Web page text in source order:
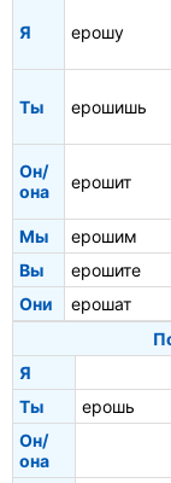
Я ерошу
Ты ерошишь
Он/
она
ерошит
Мы
ерошим
Вы
ерошите
Они
ерошат
Я
Ты
ерошь
Он/
она